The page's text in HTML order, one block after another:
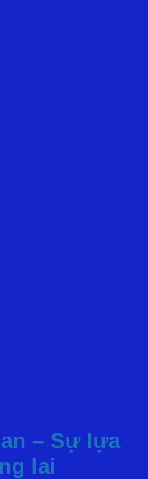
– Sự lựa
lai